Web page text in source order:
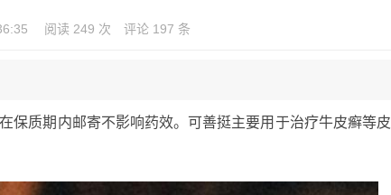
阅读 249 次 评论 197 条
保质期内邮寄不影响药效。可善挺主要用于治疗牛皮癣等皮